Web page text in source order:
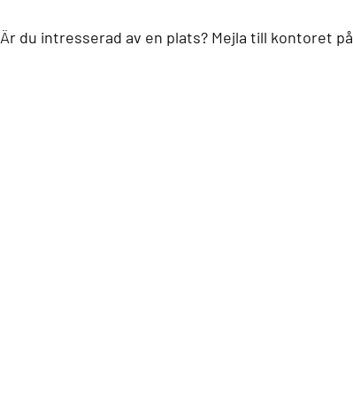
Är du intresserad av en plats? Mejla till kontoret på